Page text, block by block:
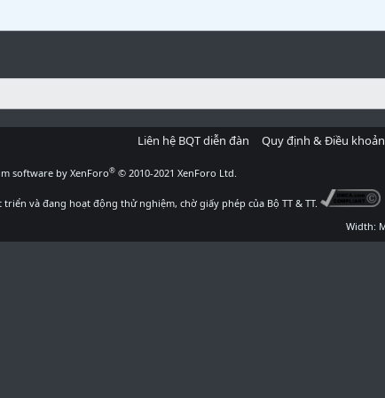
Liên hệ BQT diễn đàn Quy định & Điều khoản
software by XenForo® © 2010-2021 XenForo Ltd.
và đang hoạt động thử nghiệm, chờ giấy phép của Bộ TT & TT.
Width